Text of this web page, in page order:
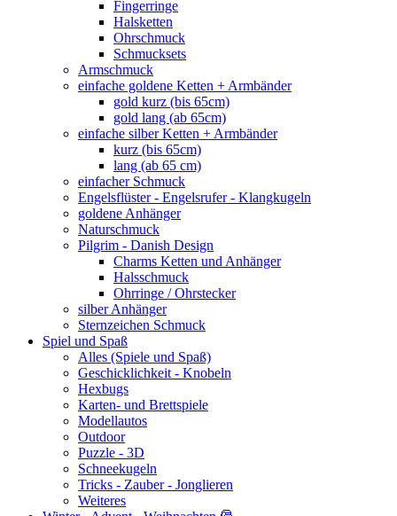
Fingerringe
Halsketten
Ohrschmuck
Schmucksets
Armschmuck
einfache goldene Ketten + Armbänder
gold kurz (bis 65cm)
gold lang (ab 65cm)
einfache silber Ketten + Armbänder
kurz (bis 65cm)
lang (ab 65 cm)
einfacher Schmuck
Engelsflüster - Engelsrufer - Klangkugeln
goldene Anhänger
Naturschmuck
Pilgrim - Danish Design
Charms Ketten und Anhänger
Halsschmuck
Ohrringe / Ohrstecker
silber Anhänger
Sternzeichen Schmuck
Spiel und Spaß
Alles (Spiele und Spaß)
Geschicklichkeit - Knobeln
Hexbugs
Karten- und Brettspiele
Modellautos
Outdoor
Puzzle - 3D
Schneekugeln
Tricks - Zauber - Jonglieren
Weiteres